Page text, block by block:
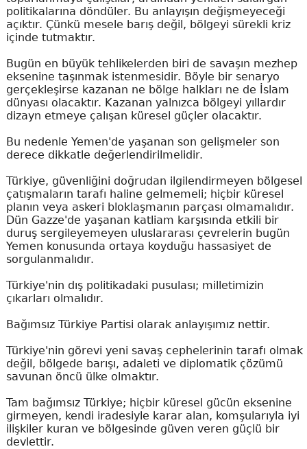
politikalarına döndüler. Bu anlayışın değişmeyeceği
açıktır. Çünkü mesele barış değil, bölgeyi sürekli kriz
içinde tutmaktır.
Bugün en büyük tehlikelerden biri de savaşın mezhep
eksenine taşınmak istenmesidir. Böyle bir senaryo
gerçekleşirse kazanan ne bölge halkları ne de İslam
dünyası olacaktır. Kazanan yalnızca bölgeyi yıllardır
dizayn etmeye çalışan küresel güçler olacaktır.
Bu nedenle Yemen'de yaşanan son gelişmeler son
derece dikkatle değerlendirilmelidir.
Türkiye, güvenliğini doğrudan ilgilendirmeyen bölgesel
çatışmaların tarafı haline gelmemeli; hiçbir küresel
planın veya askeri bloklaşmanın parçası olmamalıdır.
Dün Gazze'de yaşanan katliam karşısında etkili bir
duruş sergileyemeyen uluslararası çevrelerin bugün
Yemen konusunda ortaya koyduğu hassasiyet de
sorgulanmalıdır.
Türkiye'nin dış politikadaki pusulası; milletimizin
çıkarları olmalıdır.
Bağımsız Türkiye Partisi olarak anlayışımız nettir.
Türkiye'nin görevi yeni savaş cephelerinin tarafı olmak
değil, bölgede barışı, adaleti ve diplomatik çözümü
savunan öncü ülke olmaktır.
Tam bağımsız Türkiye; hiçbir küresel gücün eksenine
girmeyen, kendi iradesiyle karar alan, komşularıyla iyi
ilişkiler kuran ve bölgesinde güven veren güçlü bir
devlettir.